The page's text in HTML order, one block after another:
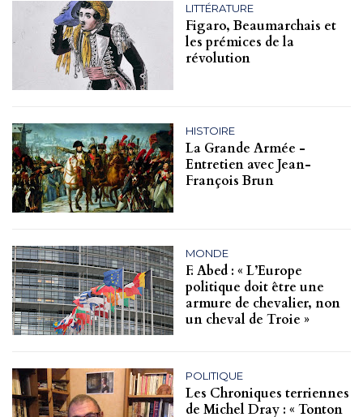
LITTÉRATURE
Figaro, Beaumarchais et
les prémices de la
révolution
HISTOIRE
La Grande Armée -
Entretien avec Jean-
François Brun
MONDE
F. Abed : « L’Europe
politique doit être une
armure de chevalier, non
un cheval de Troie »
POLITIQUE
Les Chroniques terriennes
de Michel Dray : « Tonton